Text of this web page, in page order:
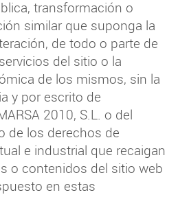
transformación o
similar que suponga la
de todo o parte de
del sitio o la
de los mismos, sin la
y por escrito de
2010, S.L. o del
de los derechos de
e industrial que recaigan
o contenidos del sitio web
en estas